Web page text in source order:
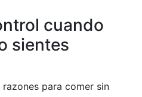
cuando
sientes
razones para comer sin